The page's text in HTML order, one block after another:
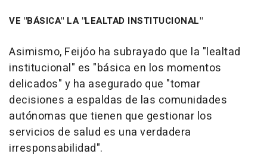
VE "BÁSICA" LA "LEALTAD INSTITUCIONAL"
Asimismo, Feijóo ha subrayado que la "lealtad
institucional" es "básica en los momentos
delicados" y ha asegurado que "tomar
decisiones a espaldas de las comunidades
autónomas que tienen que gestionar los
servicios de salud es una verdadera
irresponsabilidad".